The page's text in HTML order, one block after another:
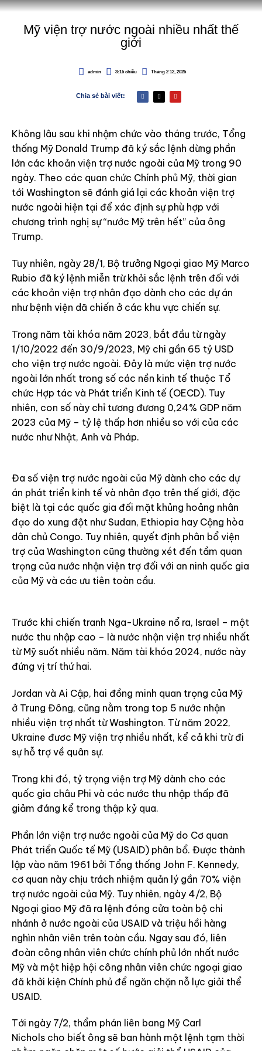
Mỹ viện trợ nước ngoài nhiều nhất thế
giới
admin 3:15 chiều Tháng 2 12, 2025
Chia sẻ bài viết:
Không lâu sau khi nhậm chức vào tháng trước, Tổng
thống Mỹ Donald Trump đã ký sắc lệnh dừng phần
lớn các khoản viện trợ nước ngoài của Mỹ trong 90
ngày. Theo các quan chức Chính phủ Mỹ, thời gian
tới Washington sẽ đánh giá lại các khoản viện trợ
nước ngoài hiện tại để xác định sự phù hợp với
chương trình nghị sự “nước Mỹ trên hết” của ông
Trump.
Tuy nhiên, ngày 28/1, Bộ trưởng Ngoại giao Mỹ Marco
Rubio đã ký lệnh miễn trừ khỏi sắc lệnh trên đối với
các khoản viện trợ nhân đạo dành cho các dự án
như bệnh viện dã chiến ở các khu vực chiến sự.
Trong năm tài khóa năm 2023, bắt đầu từ ngày
1/10/2022 đến 30/9/2023, Mỹ chi gần 65 tỷ USD
cho viện trợ nước ngoài. Đây là mức viện trợ nước
ngoài lớn nhất trong số các nền kinh tế thuộc Tổ
chức Hợp tác và Phát triển Kinh tế (OECD). Tuy
nhiên, con số này chỉ tương đương 0,24% GDP năm
2023 của Mỹ – tỷ lệ thấp hơn nhiều so với của các
nước như Nhật, Anh và Pháp.
Đa số viện trợ nước ngoài của Mỹ dành cho các dự
án phát triển kinh tế và nhân đạo trên thế giới, đặc
biệt là tại các quốc gia đối mặt khủng hoảng nhân
đạo do xung đột như Sudan, Ethiopia hay Cộng hòa
dân chủ Congo. Tuy nhiên, quyết định phân bổ viện
trợ của Washington cũng thường xét đến tầm quan
trọng của nước nhận viện trợ đối với an ninh quốc gia
của Mỹ và các ưu tiên toàn cầu.
Trước khi chiến tranh Nga-Ukraine nổ ra, Israel – một
nước thu nhập cao – là nước nhận viện trợ nhiều nhất
từ Mỹ suốt nhiều năm. Năm tài khóa 2024, nước này
đứng vị trí thứ hai.
Jordan và Ai Cập, hai đồng minh quan trọng của Mỹ
ở Trung Đông, cũng nằm trong top 5 nước nhận
nhiều viện trợ nhất từ Washington. Từ năm 2022,
Ukraine đươc Mỹ viện trợ nhiều nhất, kể cả khi trừ đi
sự hỗ trợ về quân sự.
Trong khi đó, tỷ trọng viện trợ Mỹ dành cho các
quốc gia châu Phi và các nước thu nhập thấp đã
giảm đáng kể trong thập kỷ qua.
Phần lớn viện trợ nước ngoài của Mỹ do Cơ quan
Phát triển Quốc tế Mỹ (USAID) phân bổ. Được thành
lập vào năm 1961 bởi Tổng thống John F. Kennedy,
cơ quan này chịu trách nhiệm quản lý gần 70% viện
trợ nước ngoài của Mỹ. Tuy nhiên, ngày 4/2, Bộ
Ngoại giao Mỹ đã ra lệnh đóng cửa toàn bộ chi
nhánh ở nước ngoài của USAID và triệu hồi hàng
nghìn nhân viên trên toàn cầu. Ngay sau đó, liên
đoàn công nhân viên chức chính phủ lớn nhất nước
Mỹ và một hiệp hội công nhân viên chức ngoại giao
đã khởi kiện Chính phủ để ngăn chặn nỗ lực giải thể
USAID.
Tới ngày 7/2, thẩm phán liên bang Mỹ Carl
Nichols cho biết ông sẽ ban hành một lệnh tạm thời